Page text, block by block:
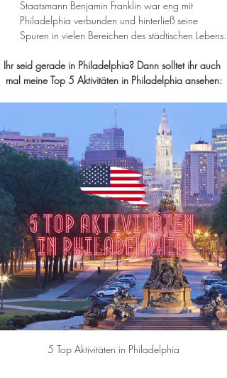
Staatsmann Benjamin Franklin war eng mit
Philadelphia verbunden und hinterließ seine
Spuren in vielen Bereichen des städtischen Lebens.
Ihr seid gerade in Philadelphia? Dann solltet ihr auch
mal meine Top 5 Aktivitäten in Philadelphia ansehen:
5 Top Aktivitäten in Philadelphia